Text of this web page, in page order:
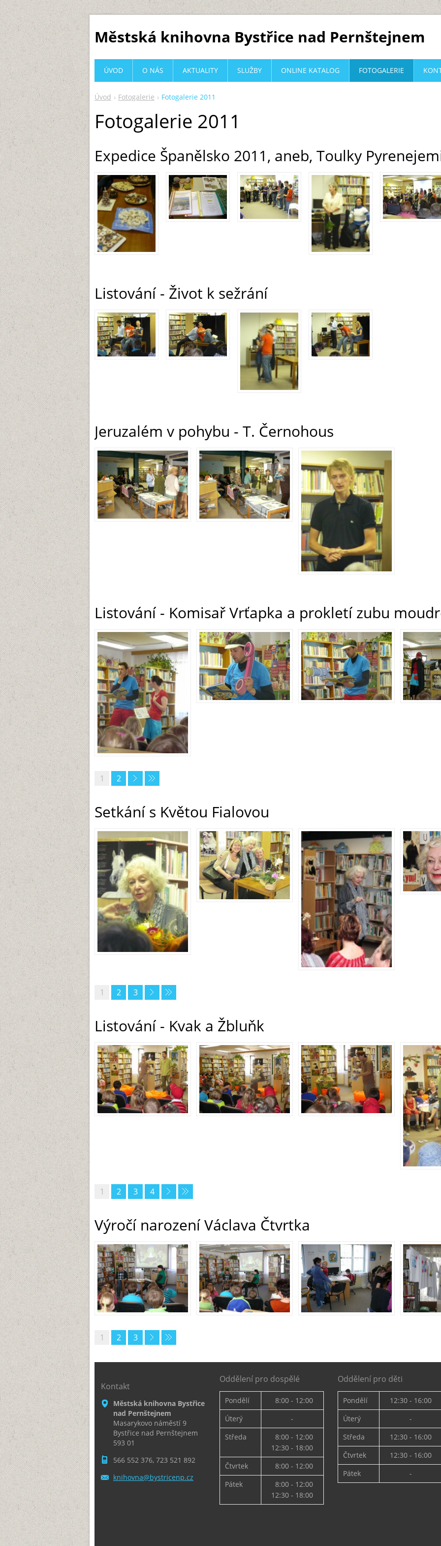
Městská knihovna Bystřice nad Pernštejnem
Úvod Fotogalerie Fotogalerie 2011
Fotogalerie 2011
Expedice Španělsko 2011, aneb, Toulky
Listování - Život k sežrání
Jeruzalém v pohybu - T. Černohous
Listování - Komisař Vrťapka a prokletí zubu
1 2
Setkání s Květou Fialovou
1 2 3
Listování - Kvak a Žbluňk
1 2 3 4
Výročí narození Václava Čtvrtka
1 2 3
ÚVOD O NÁS AKTUALITY SLUŽBY ONLINE KATALOG FOTOGALERIE
Kontakt
Městská knihovna Bystřice
nad Pernštejnem
Masarykovo náměstí 9
Bystřice nad Pernštejnem
593 01
566 552 376, 723 521 892
knihovna@bystricenp.cz
Oddělení pro dospělé
Pondělí
8:00 - 12:00
Úterý
-
Středa
8:00 - 12:00
12:30 - 18:00
Čtvrtek
8:00 - 12:00
Pátek
8:00 - 12:00
12:30 - 18:00
Oddělení pro děti
Pondělí
12:30 - 16:00
Úterý
-
Středa
12:30 - 16:00
Čtvrtek
12:30 - 16:00
Pátek
-